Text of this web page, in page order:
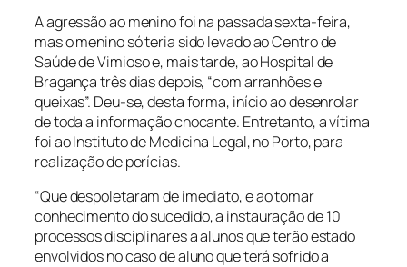
A agressão ao menino foi na passada sexta-feira,
mas o menino só teria sido levado ao Centro de
Saúde de Vimioso e, mais tarde, ao Hospital de
Bragança três dias depois, “com arranhões e
queixas”. Deu-se, desta forma, início ao desenrolar
de toda a informação chocante. Entretanto, a vítima
foi ao Instituto de Medicina Legal, no Porto, para
realização de perícias.
“Que despoletaram de imediato, e ao tomar
conhecimento do sucedido, a instauração de 10
processos disciplinares a alunos que terão estado
envolvidos no caso de aluno que terá sofrido a